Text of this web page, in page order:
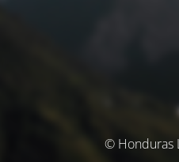
© Honduras